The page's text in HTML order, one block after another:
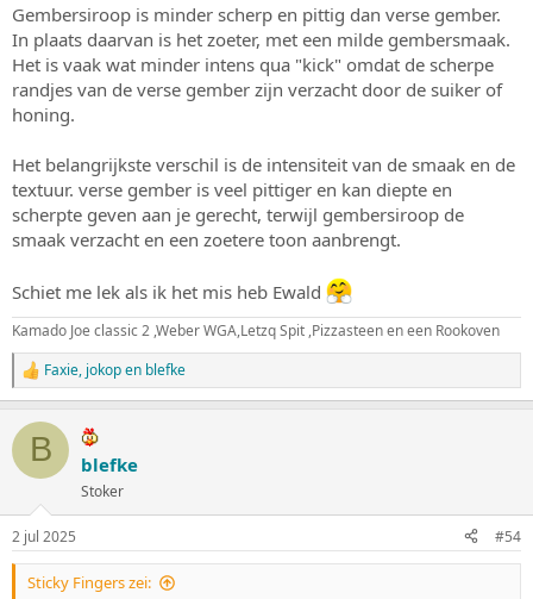
Gembersiroop is minder scherp en pittig dan verse gember.
In plaats daarvan is het zoeter, met een milde gembersmaak.
Het is vaak wat minder intens qua "kick" omdat de scherpe
randjes van de verse gember zijn verzacht door de suiker of
honing.
Het belangrijkste verschil is de intensiteit van de smaak en de
textuur. verse gember is veel pittiger en kan diepte en
scherpte geven aan je gerecht, terwijl gembersiroop de
smaak verzacht en een zoetere toon aanbrengt.
Schiet me lek als ik het mis heb Ewald
Kamado Joe classic 2 ,Weber WGA,Letzq Spit ,Pizzasteen en een Rookoven
W
a
r
e
i
n
g
e
n
Faxie, jokopen blefke
B blefke
Stoker
2 jul 2025 #54
Sticky Fingers zei: